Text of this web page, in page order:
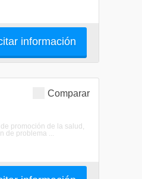
información
Comparar
promoción de la salud,
de problema ...